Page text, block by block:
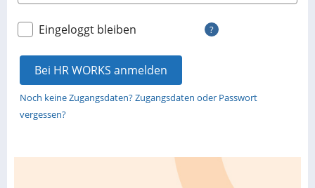
Eingeloggt bleiben ?
Bei HR WORKS anmelden
Noch keine Zugangsdaten? Zugangsdaten oder Passwort
vergessen?